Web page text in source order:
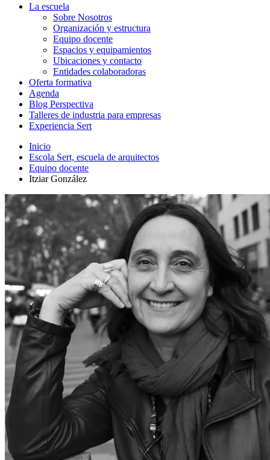
La escuela
Sobre Nosotros
Organización y estructura
Equipo docente
Espacios y equipamientos
Ubicaciones y contacto
Entidades colaboradoras
Oferta formativa
Agenda
Blog Perspectiva
Talleres de industria para empresas
Experiencia Sert
Inicio
Escola Sert, escuela de arquitectos
Equipo docente
Itziar González